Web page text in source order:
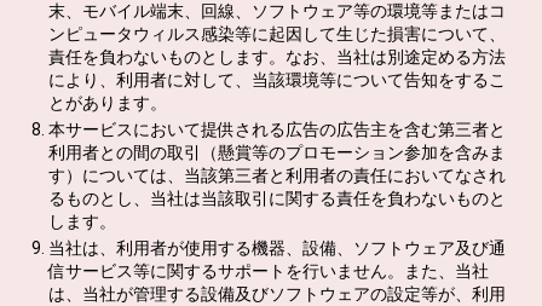
末、モバイル端末、回線、ソフトウェア等の環境等またはコ
ンピュータウィルス感染等に起因して生じた損害について、
責任を負わないものとします。なお、当社は別途定める方法
により、利用者に対して、当該環境等について告知をするこ
とがあります。
本サービスにおいて提供される広告の広告主を含む第三者と
利用者との間の取引（懸賞等のプロモーション参加を含みま
す）については、当該第三者と利用者の責任においてなされ
るものとし、当社は当該取引に関する責任を負わないものと
します。
当社は、利用者が使用する機器、設備、ソフトウェア及び通
信サービス等に関するサポートを行いません。また、当社
は、当社が管理する設備及びソフトウェアの設定等が、利用